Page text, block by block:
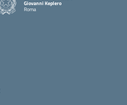
Giovanni Keplero
Roma